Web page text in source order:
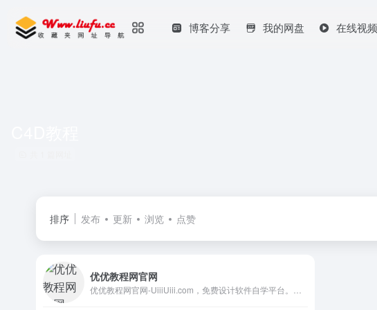
博客分享 我的网盘 在线视频
排序 发布 更新 浏览 点赞
优优教程网官网